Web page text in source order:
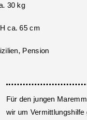
30 kg
ca. 65 cm
Pension
Für den jungen
wir um